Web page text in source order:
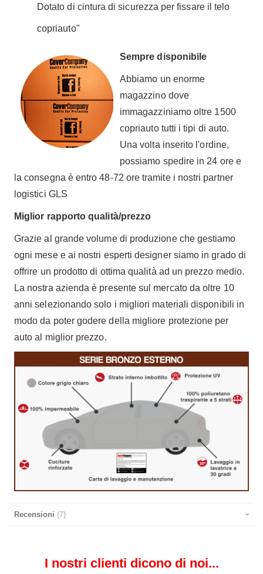
Dotato di cintura di sicurezza per fissare il telo
copriauto"
Sempre disponibile
Abbiamo un enorme
magazzino dove
immagazziniamo oltre 1500
copriauto tutti i tipi di auto.
Una volta inserito l'ordine,
possiamo spedire in 24 ore e
la consegna è entro 48-72 ore tramite i nostri partner
logistici GLS
Miglior rapporto qualità/prezzo
Grazie al grande volume di produzione che gestiamo
ogni mese e ai nostri esperti designer siamo in grado di
offrire un prodotto di ottima qualità ad un prezzo medio.
La nostra azienda è presente sul mercato da oltre 10
anni selezionando solo i migliori materiali disponibili in
modo da poter godere della migliore protezione per
auto al miglior prezzo.
Recensioni 7
I nostri clienti dicono di noi...